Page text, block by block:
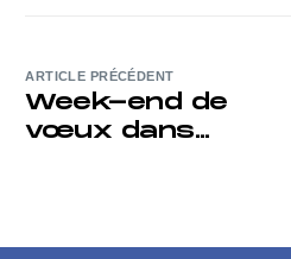
ARTICLE PRÉCÉDENT
Week-end de
vœux dans
signe de